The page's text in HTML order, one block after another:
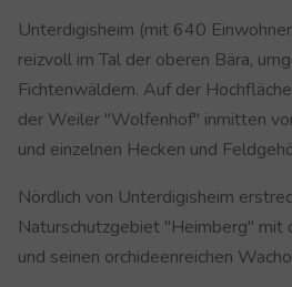
Unterdigisheim (mit 640
reizvoll im Tal der oberen Bära,
Fichtenwäldern. Auf der
der Weiler "Wolfenhof" inmitten
und einzelnen Hecken und
Nördlich von Unterdigisheim
Naturschutzgebiet "Heimberg" mit
und seinen orchideenreichen